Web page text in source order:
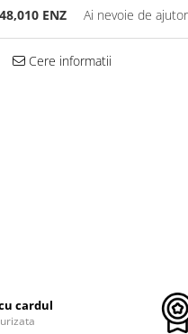
ENZ Ai nevoie de
Cere informatii
cardul